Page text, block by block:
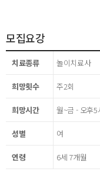
모집요강
치료종류 놀이치료사
희망횟수 주2회
희망시간 월~금 - 오후
성별 여
연령 6세 7개월